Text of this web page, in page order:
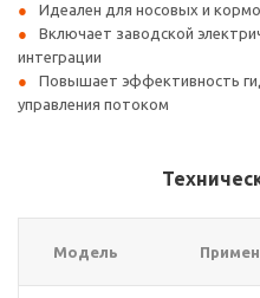
Идеален для носовых и
Включает заводской
интеграции
Повышает эффективность
управления потоком
Модель